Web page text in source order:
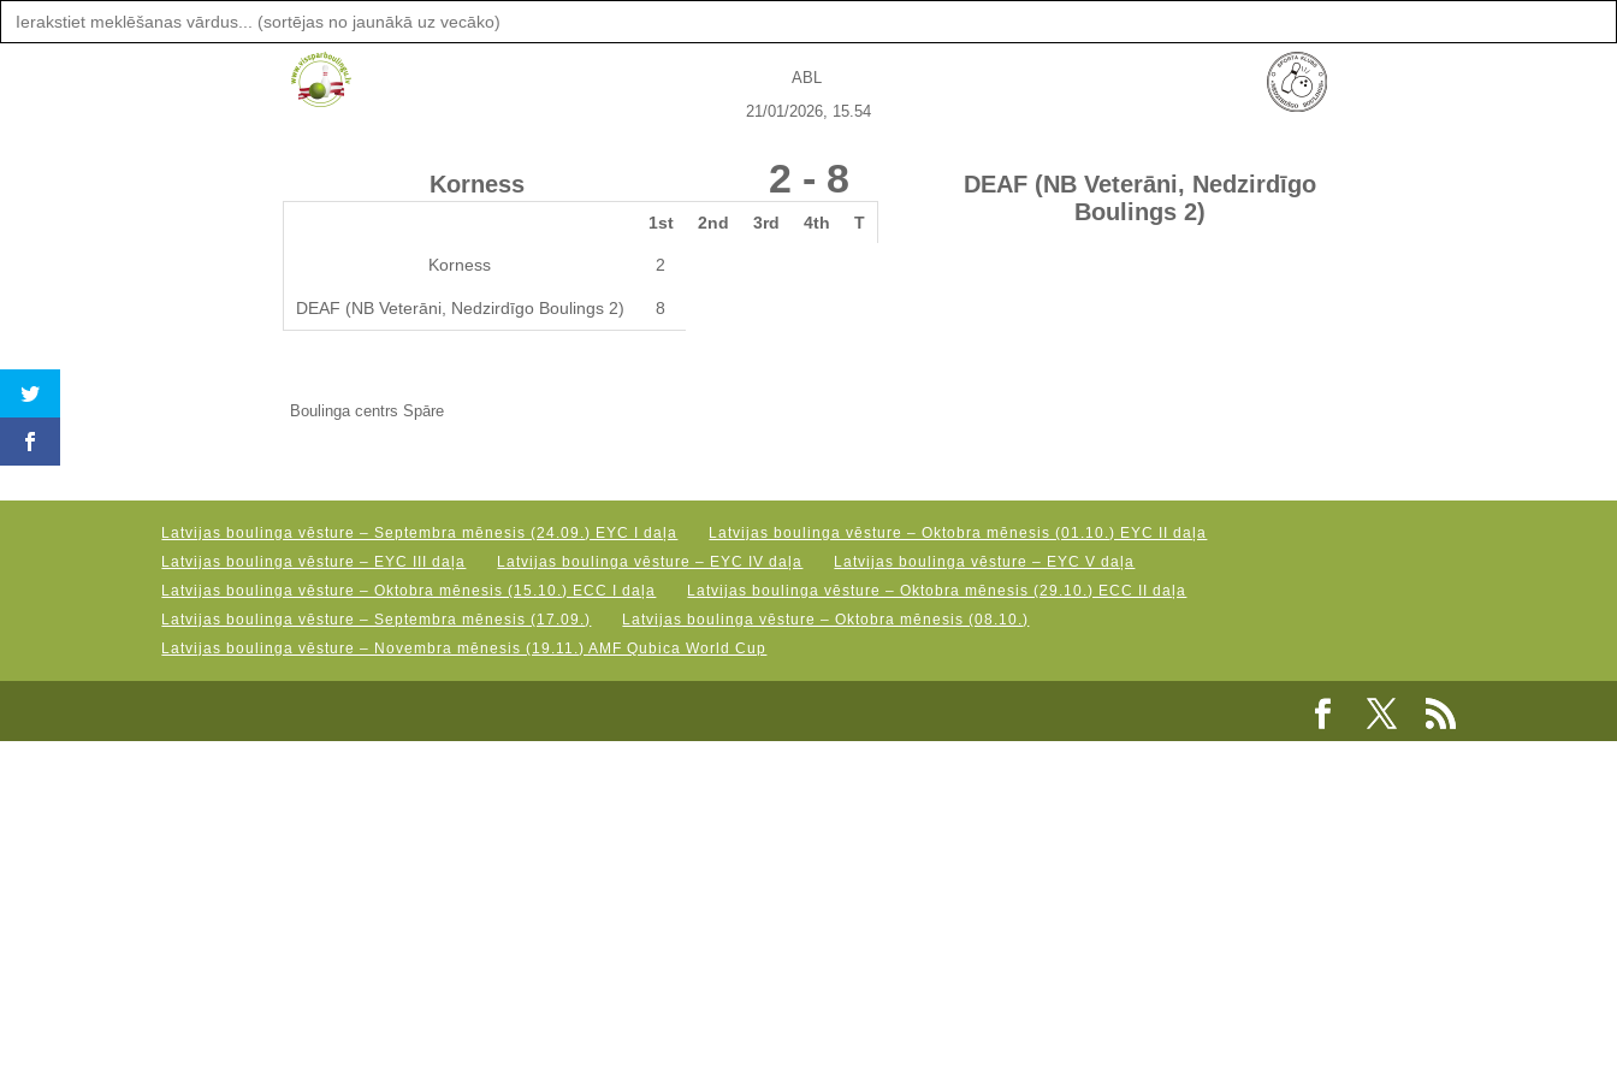
Search
for:
ABL
21/01/2026, 15.54
Korness 2 - 8
DEAF (NB Veterāni, Nedzirdīgo
Boulings 2)
1st 2nd 3rd 4th T
Korness 2
DEAF (NB Veterāni, Nedzirdīgo Boulings 2) 8
Boulinga centrs Spāre
Latvijas boulinga vēsture – Septembra mēnesis (24.09.) EYC I daļa
Latvijas boulinga vēsture – Oktobra mēnesis (01.10.) EYC II daļa
Latvijas boulinga vēsture – EYC III daļa
Latvijas boulinga vēsture – EYC IV daļa
Latvijas boulinga vēsture – EYC V daļa
Latvijas boulinga vēsture – Oktobra mēnesis (15.10.) ECC I daļa
Latvijas boulinga vēsture – Oktobra mēnesis (29.10.) ECC II daļa
Latvijas boulinga vēsture – Septembra mēnesis (17.09.)
Latvijas boulinga vēsture – Oktobra mēnesis (08.10.)
Latvijas boulinga vēsture – Novembra mēnesis (19.11.) AMF Qubica World Cup